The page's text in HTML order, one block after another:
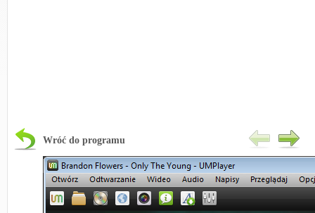
Wróć do programu